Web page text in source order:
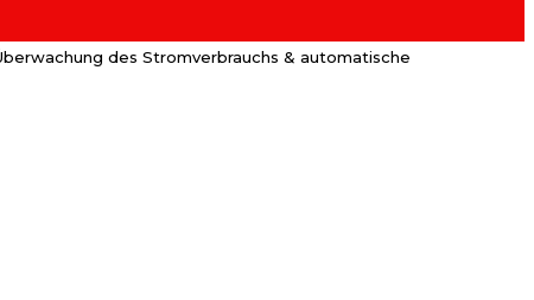
des Stromverbrauchs & automatische